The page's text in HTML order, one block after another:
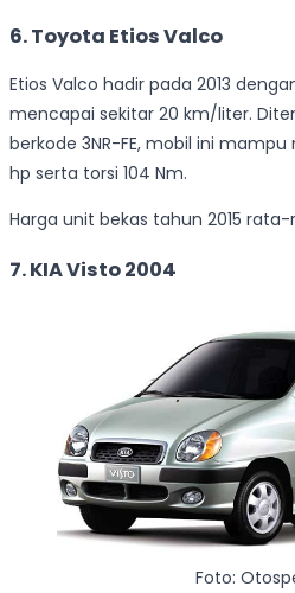
6. Toyota Etios Valco
Etios Valco hadir pada 2013
mencapai sekitar 20 km/liter.
berkode 3NR-FE, mobil ini
hp serta torsi 104 Nm.
Harga unit bekas tahun 2015
7. KIA Visto 2004
Foto: